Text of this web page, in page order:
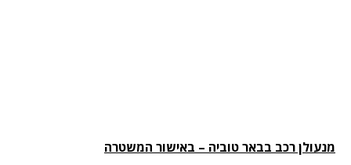
רכב בבאר טוביה – באישור המשטרה